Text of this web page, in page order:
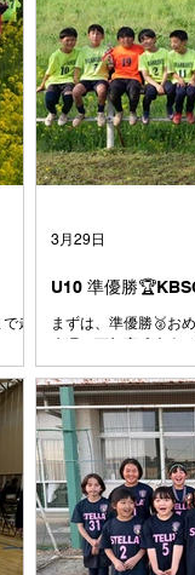
走
ゴ
ど
攻
る
U10 準優勝
まずは、準優勝🥈お
ために全ての試合を
大会で有終の美を飾
るように優勝目指し
た⚽️ 課題であった試
よく声も出ていたし
と思います👍 2試合
ントロールに波があ
も、1日を通してよく
戦したチームもよい
クトし、上手さや強
3月29日